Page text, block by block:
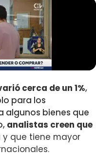
cerca de un 1%,
para los
algunos bienes que
analistas creen que
y que tiene mayor